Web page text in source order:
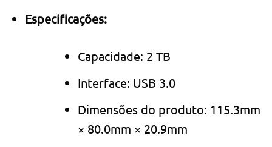
Especificações:
Capacidade: 2 TB
Interface: USB 3.0
Dimensões do produto: 115.3mm
× 80.0mm × 20.9mm